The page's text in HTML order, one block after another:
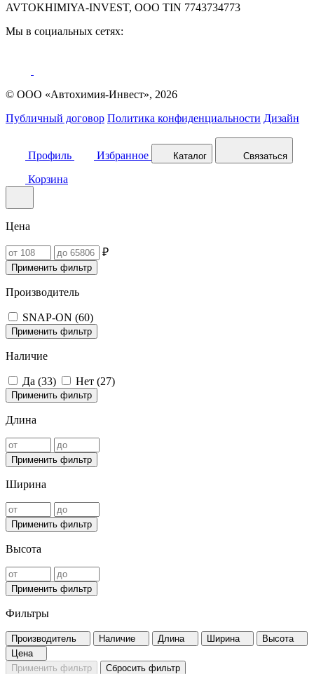
AVTOKHIMIYA-INVEST, OOO TIN 7743734773
Мы в социальных сетях:
© ООО «Автохимия-Инвест», 2026
Публичный договор Политика конфиденциальности Дизайн
Профиль Избранное Каталог Связаться
Корзина
Цена
₽
Применить фильтр
Производитель
SNAP-ON (60)
Применить фильтр
Наличие
Да (33) Нет (27)
Применить фильтр
Длина
Применить фильтр
Ширина
Применить фильтр
Высота
Применить фильтр
Фильтры
Производитель Наличие Длина Ширина
Высота
Цена
Применить фильтр
Сбросить фильтр